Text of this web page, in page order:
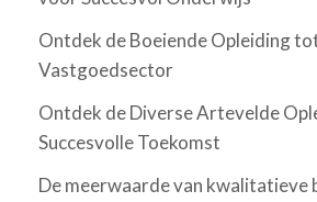
Ontdek de Boeiende Opleiding
Vastgoedsector
Ontdek de Diverse Artevelde
Succesvolle Toekomst
De meerwaarde van kwalitatieve